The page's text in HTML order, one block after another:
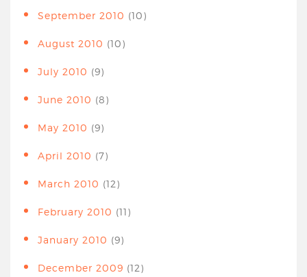
September 2010 (10)
August 2010 (10)
July 2010 (9)
June 2010 (8)
May 2010 (9)
April 2010 (7)
March 2010 (12)
February 2010 (11)
January 2010 (9)
December 2009 (12)